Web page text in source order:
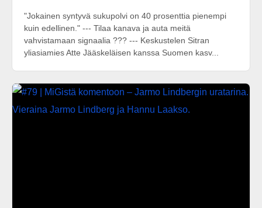
"Jokainen syntyvä sukupolvi on 40 prosenttia pienempi
kuin edellinen." --- Tilaa kanava ja auta meitä
vahvistamaan signaalia ??? --- Keskustelen Sitran
yliasiamies Atte Jääskeläisen kanssa Suomen kasv...